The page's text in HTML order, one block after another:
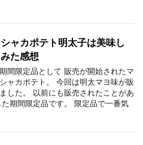
ャカポテト明太子は美味し
た感想
間限定品として 販売が開始されたマ
ャカポテト。 今回は明太マヨ味が販
した。 以前にも販売されたことがあ
期間限定品です。 限定品で一番気